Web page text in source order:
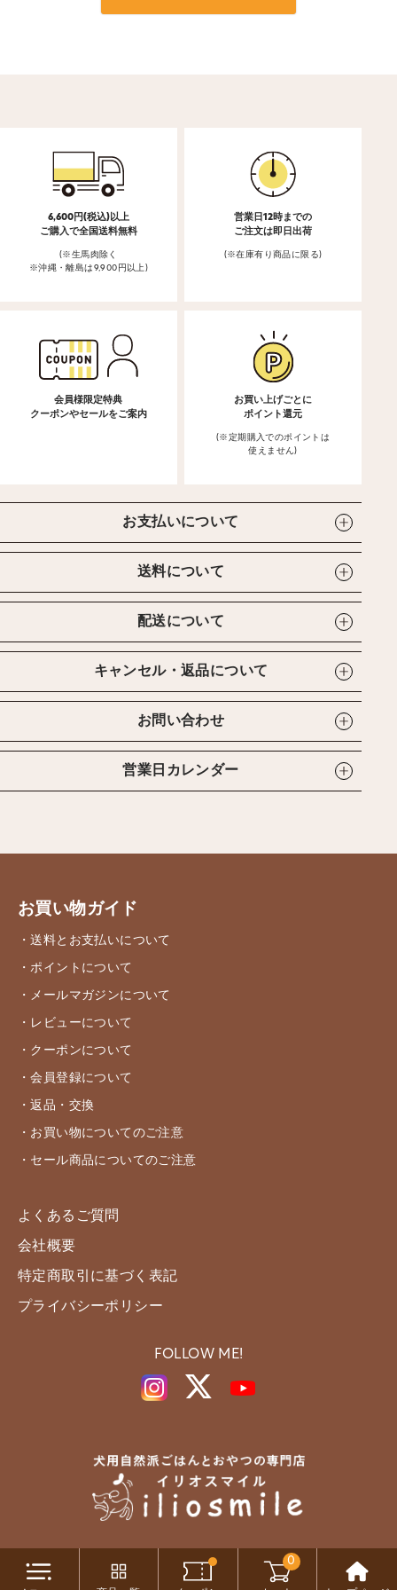
6,600円(税込)以上
ご購入で全国送料無料
(※生馬肉除く
※沖縄・離島は9,900円以上)
営業日12時までの
ご注文は即日出荷
(※在庫有り商品に限る)
会員様限定特典
クーポンやセールをご案内
お買い上げごとに
ポイント還元
(※定期購入でのポイントは
使えません)
お支払いについて
送料について
配送について
キャンセル・返品について
お問い合わせ
営業日カレンダー
お買い物ガイド
・送料とお支払いについて
・ポイントについて
・メールマガジンについて
・レビューについて
・クーポンについて
・会員登録について
・返品・交換
・お買い物についてのご注意
・セール商品についてのご注意
よくあるご質問
会社概要
特定商取引に基づく表記
プライバシーポリシー
FOLLOW ME!
0